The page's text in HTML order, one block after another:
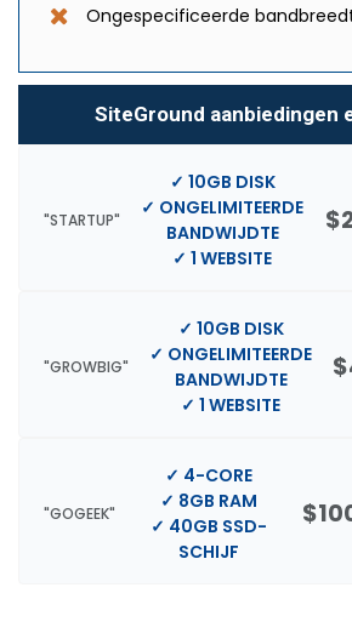
Ongespecificeerde
SiteGround aanbiedingen
"STARTUP"
✓ 10GB DISK
✓ ONGELIMITEERDE
BANDWIJDTE
✓ 1 WEBSITE
"GROWBIG"
✓ 10GB DISK
✓ ONGELIMITEERDE
BANDWIJDTE
✓ 1 WEBSITE
"GOGEEK"
✓ 4-CORE
✓ 8GB RAM
✓ 40GB SSD-
SCHIJF